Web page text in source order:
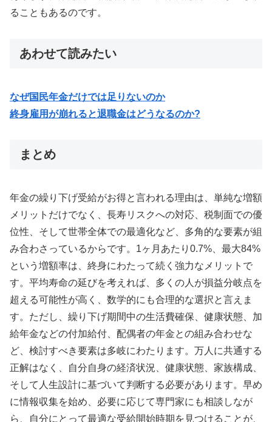
ることもあるのです。
あわせて読みたい
なぜ国民年金だけでは足りないのか
終身雇用が崩れると退職金はどうなるのか?
まとめ
年金の繰り下げ受給がお得と言われる理由は、単純な増額
メリットだけでなく、長寿リスクへの対応、税制面での優
位性、そして世帯全体での最適化など、多角的な要素が組
み合わさっているからです。1ヶ月あたり0.7%、最大84%
という増額率は、終身にわたって続く強力なメリットで
す。平均寿命の延びを考えれば、多くの人が損益分岐点を
超える可能性が高く、数学的にも合理的な選択と言えま
す。ただし、繰り下げ期間中の生活費確保、健康状態、加
給年金などの付加給付、配偶者の年金との組み合わせな
ど、検討すべき要素は多岐にわたります。万人に共通する
正解はなく、自分自身の経済状況、健康状態、家族構成、
そして人生設計に基づいて判断する必要があります。早め
に情報収集を始め、必要に応じて専門家にも相談しなが
ら、自分にとって最適な受給開始時期を見つけることが、